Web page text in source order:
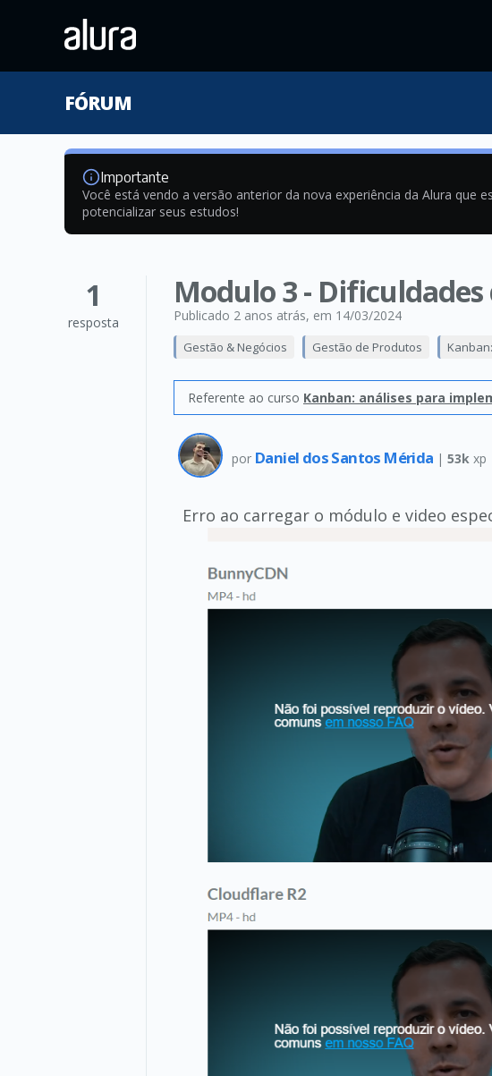
FÓRUM
Importante
Você está vendo a versão anterior da nova experiência da Alura que
potencializar seus estudos!
1
resposta
Modulo 3 - Dificuldades
Publicado 2 anos atrás, em 14/03/2024
Gestão & Negócios Gestão de Produtos
Referente ao curso Kanban: análises para
por Daniel dos Santos Mérida | 53k xp
Erro ao carregar o módulo e video